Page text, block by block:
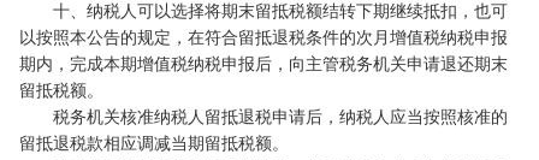
十、纳税人可以选择将期末留抵税额结转下期继续抵扣，也可
以按照本公告的规定，在符合留抵退税条件的次月增值税纳税申报
期内，完成本期增值税纳税申报后，向主管税务机关申请退还期末
留抵税额。
税务机关核准纳税人留抵退税申请后，纳税人应当按照核准的
留抵退税款相应调减当期留抵税额。